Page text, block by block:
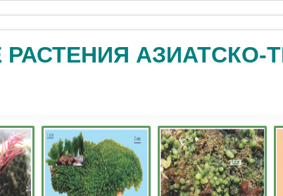
АЗИАТСКО-